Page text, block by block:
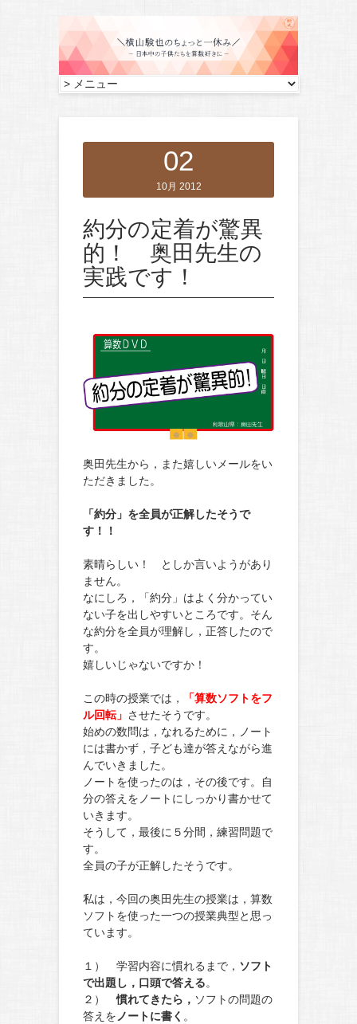
02
10月 2012
約分の定着が驚異
的！ 奥田先生の
実践です！
奥田先生から，また嬉しいメールをい
ただきました。
「約分」を全員が正解したそうで
す！！
素晴らしい！ としか言いようがあり
ません。
なにしろ，「約分」はよく分かってい
ない子を出しやすいところです。そん
な約分を全員が理解し，正答したので
す。
嬉しいじゃないですか！
この時の授業では，
「算数ソフトをフ
ル回転」 させたそうです。
始めの数問は，なれるために，ノート
には書かず，子ども達が答えながら進
んでいきました。
ノートを使ったのは，その後です。自
分の答えをノートにしっかり書かせて
いきます。
そうして，最後に５分間，練習問題で
す。
全員の子が正解したそうです。
私は，今回の奥田先生の授業は，算数
ソフトを使った一つの授業典型と思っ
ています。
１） 学習内容に慣れるまで， ソフト
で出題し，口頭で答える。
２）慣れてきたら， ソフトの問題の
答えを ノートに書く 。